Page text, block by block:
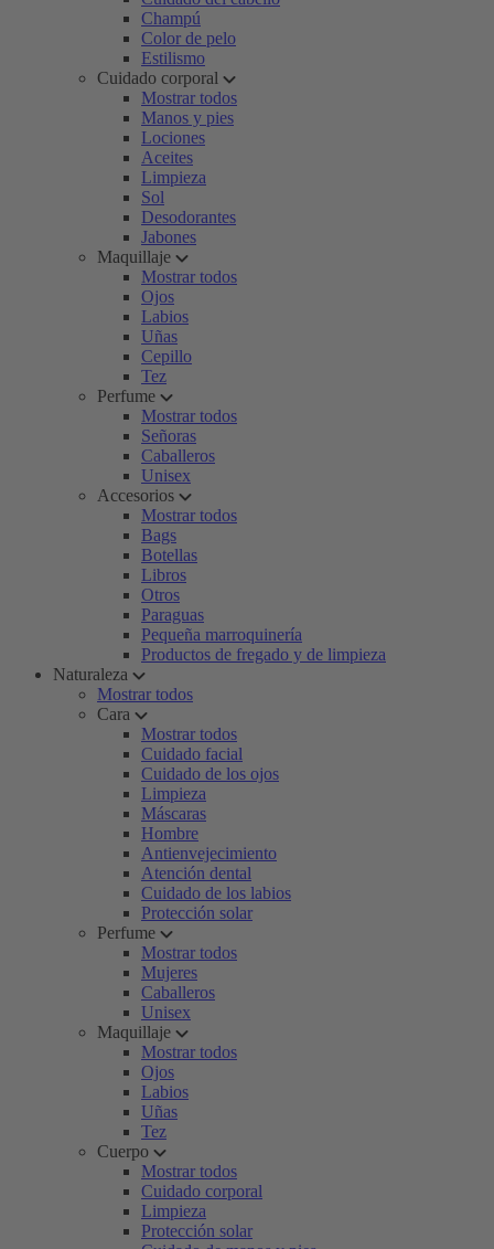
Champú
Color de pelo
Estilismo
Cuidado corporal
Mostrar todos
Manos y pies
Lociones
Aceites
Limpieza
Sol
Desodorantes
Jabones
Maquillaje
Mostrar todos
Ojos
Labios
Uñas
Cepillo
Tez
Perfume
Mostrar todos
Señoras
Caballeros
Unisex
Accesorios
Mostrar todos
Bags
Botellas
Libros
Otros
Paraguas
Pequeña marroquinería
Productos de fregado y de limpieza
Naturaleza
Mostrar todos
Cara
Mostrar todos
Cuidado facial
Cuidado de los ojos
Limpieza
Máscaras
Hombre
Antienvejecimiento
Atención dental
Cuidado de los labios
Protección solar
Perfume
Mostrar todos
Mujeres
Caballeros
Unisex
Maquillaje
Mostrar todos
Ojos
Labios
Uñas
Tez
Cuerpo
Mostrar todos
Cuidado corporal
Limpieza
Protección solar